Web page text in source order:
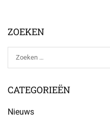
ZOEKEN
CATEGORIEËN
Nieuws